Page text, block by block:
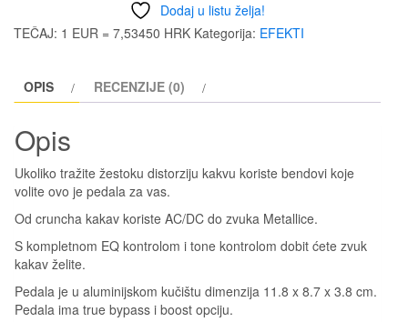
gain
Dodaj u listu želja!
TEČAJ: 1 EUR = 7,53450 HRK Kategorija: EFEKTI
OPIS RECENZIJE (0)
Opis
Ukoliko tražite žestoku distorziju kakvu koriste bendovi koje
volite ovo je pedala za vas.
Od cruncha kakav koriste AC/DC do zvuka Metallice.
S kompletnom EQ kontrolom i tone kontrolom dobit ćete zvuk
kakav želite.
Pedala je u aluminijskom kučištu dimenzija 11.8 x 8.7 x 3.8 cm.
Pedala ima true bypass i boost opciju.